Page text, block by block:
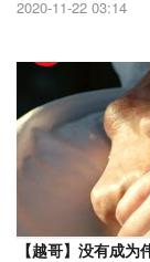
2020-11-22 03:14
【越哥】没有成